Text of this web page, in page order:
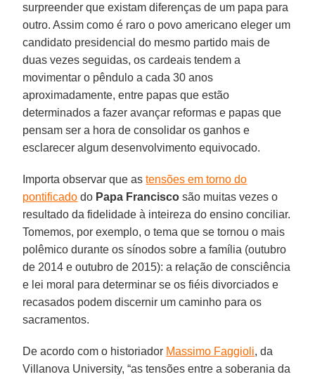
surpreender que existam diferenças de um papa para
outro. Assim como é raro o povo americano eleger um
candidato presidencial do mesmo partido mais de
duas vezes seguidas, os cardeais tendem a
movimentar o pêndulo a cada 30 anos
aproximadamente, entre papas que estão
determinados a fazer avançar reformas e papas que
pensam ser a hora de consolidar os ganhos e
esclarecer algum desenvolvimento equivocado.
Importa observar que astensões em torno do
pontificado do Papa Francisco são muitas vezes o
resultado da fidelidade à inteireza do ensino conciliar.
Tomemos, por exemplo, o tema que se tornou o mais
polêmico durante os sínodos sobre a família (outubro
de 2014 e outubro de 2015): a relação de consciência
e lei moral para determinar se os fiéis divorciados e
recasados podem discernir um caminho para os
sacramentos.
De acordo com o historiador Massimo Faggioli, da
Villanova University, “as tensões entre a soberania da